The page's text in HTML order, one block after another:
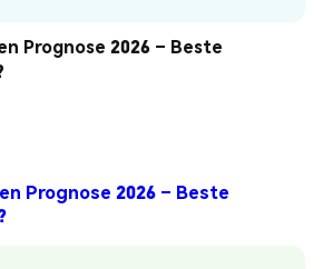
Prognose 2026 – Beste
Prognose 2026 – Beste